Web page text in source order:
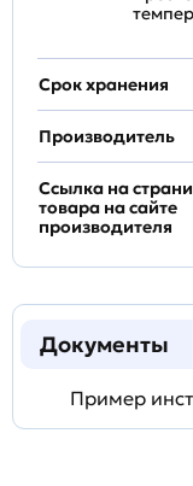
Срок хранения
Производитель
Ссылка на
товара на сайте
производителя
Документы
Пример